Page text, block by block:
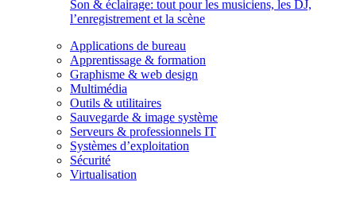
Son & éclairage: tout pour les musiciens, les DJ,
l’enregistrement et la scène
Applications de bureau
Apprentissage & formation
Graphisme & web design
Multimédia
Outils & utilitaires
Sauvegarde & image système
Serveurs & professionnels IT
Systèmes d’exploitation
Sécurité
Virtualisation